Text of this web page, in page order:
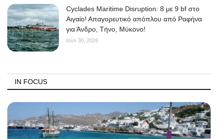
Cyclades Maritime Disruption: 8 με 9 bf στο
Αιγαίο! Απαγορευτικό απόπλου από Ραφήνα
για Άνδρο, Τήνο, Μύκονο!
Ιουλ 30, 2026
IN FOCUS